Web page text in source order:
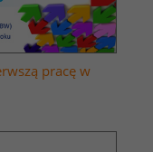
pracę w